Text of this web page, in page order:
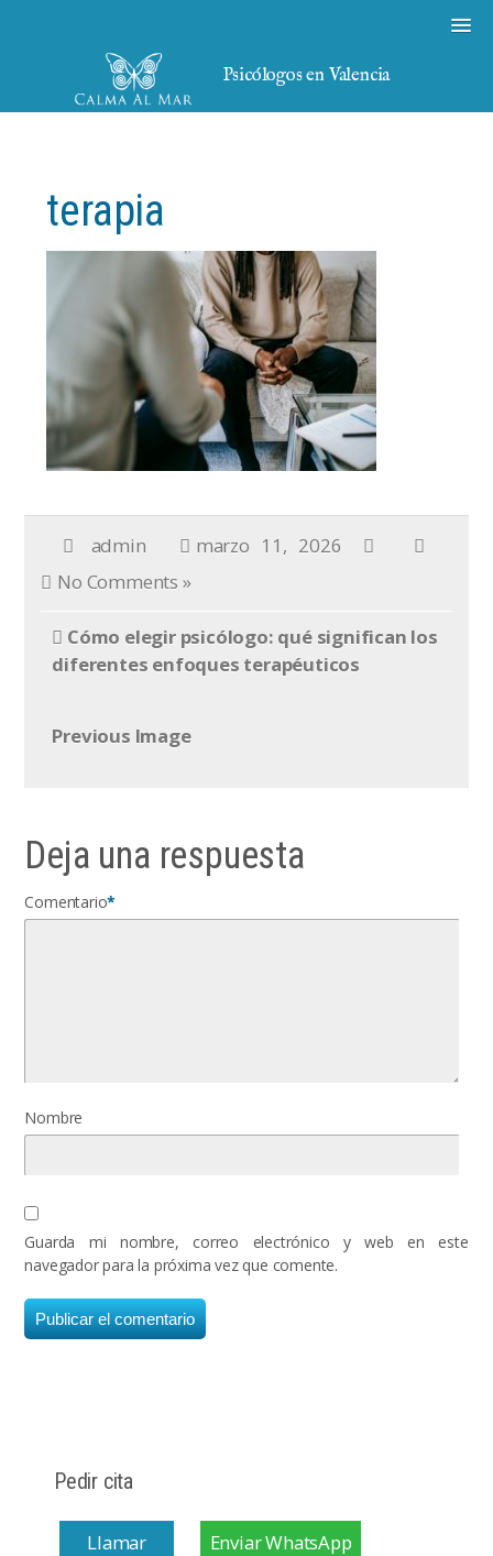
Psicólogos en Valencia
terapia
admin
marzo 11, 2026
No Comments »
Cómo elegir psicólogo: qué significan los
diferentes enfoques terapéuticos
Previous Image
Deja una respuesta
Comentario*
Nombre
Guarda mi nombre, correo electrónico y web en este
navegador para la próxima vez que comente.
Pedir cita
Llamar Enviar WhatsApp